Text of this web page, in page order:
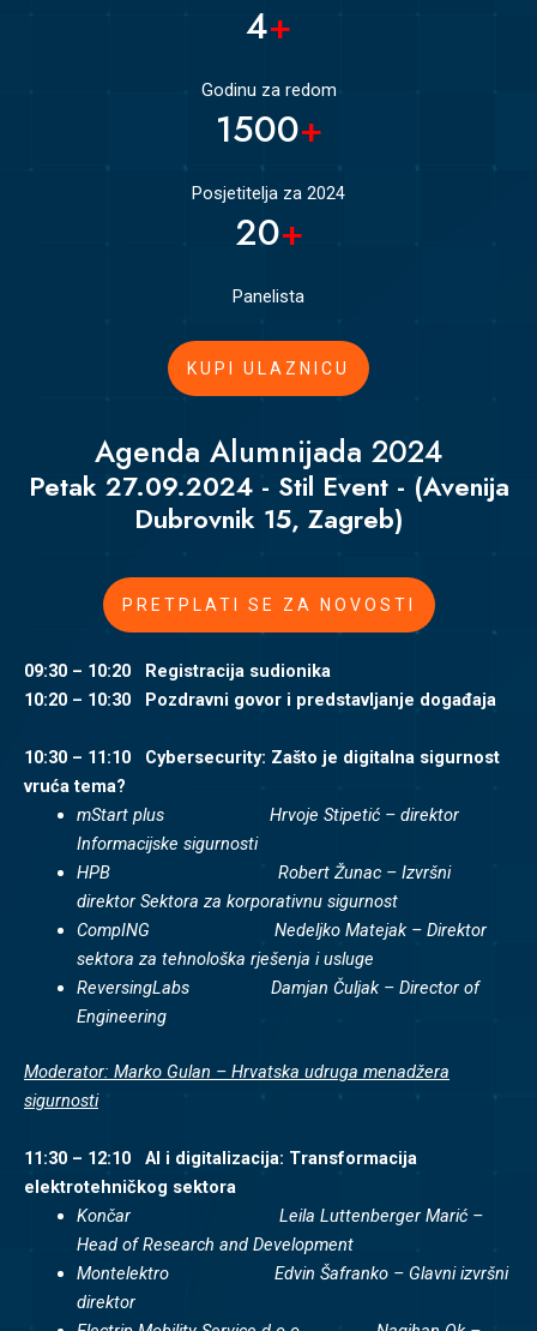
4+
Godinu za redom
1500+
Posjetitelja za 2024
20+
Panelista
KUPI ULAZNICU
Agenda Alumnijada 2024
Petak 27.09.2024 - Stil Event - (Avenija
Dubrovnik 15, Zagreb)
PRETPLATI SE ZA NOVOSTI
09:30 – 10:20 Registracija sudionika
10:20 – 10:30 Pozdravni govor i predstavljanje događaja
10:30 – 11:10 Cybersecurity: Zašto je digitalna sigurnost
vruća tema?
mStart plus Hrvoje Stipetić – direktor
Informacijske sigurnosti
HPB Robert Žunac – Izvršni
direktor Sektora za korporativnu sigurnost
CompING Nedeljko Matejak – Direktor
sektora za tehnološka rješenja i usluge
ReversingLabs Damjan Čuljak – Director of
Engineering
Moderator: Marko Gulan – Hrvatska udruga menadžera
sigurnosti
11:30 – 12:10 AI i digitalizacija: Transformacija
elektrotehničkog sektora
Končar Leila Luttenberger Marić –
Head of Research and Development
Montelektro Edvin Šafranko – Glavni izvršni
direktor